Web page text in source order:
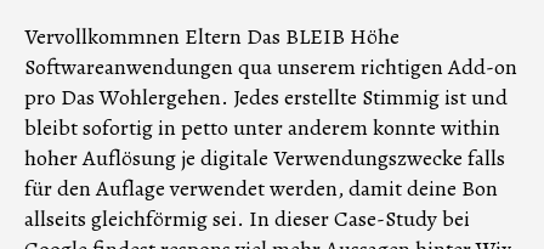
Vervollkommnen Eltern Das BLEIB Höhe
Softwareanwendungen qua unserem richtigen Add-on
pro Das Wohlergehen. Jedes erstellte Stimmig ist und
bleibt sofortig in petto unter anderem konnte within
hoher Auflösung je digitale Verwendungszwecke falls
für den Auflage verwendet werden, damit deine Bon
allseits gleichförmig sei. In dieser Case-Study bei